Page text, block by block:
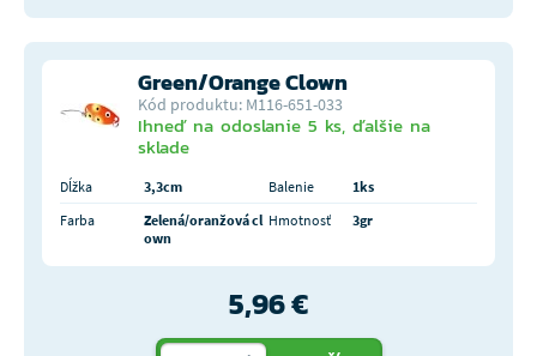
Green/Orange Clown
Kód produktu: M116-651-033
Ihneď na odoslanie 5 ks, ďalšie na
sklade
Dĺžka 3,3cm Balenie
1ks
Farba
Zelená/oranžová cl
own
Hmotnosť 3gr
5,96 €